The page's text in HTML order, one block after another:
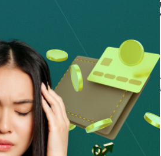
Қарыз тұзағынан
Finkelisim
тәсілін қалай өзг...
30.12.2024
Проблемалық
микроқаржы